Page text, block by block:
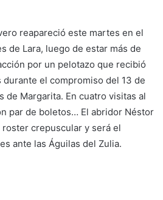
reapareció este martes en el
de Lara, luego de estar más de
por un pelotazo que recibió
durante el compromiso del 13 de
de Margarita. En cuatro visitas al
par de boletos… El abridor Néstor
crepuscular y será el
ante las Águilas del Zulia.